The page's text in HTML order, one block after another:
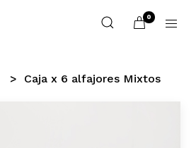
0
Caja x 6 alfajores Mixtos